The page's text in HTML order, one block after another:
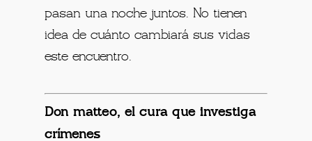
pasan una noche juntos. No tienen
idea de cuánto cambiará sus vidas
este encuentro.
Don matteo, el cura que investiga
crímenes